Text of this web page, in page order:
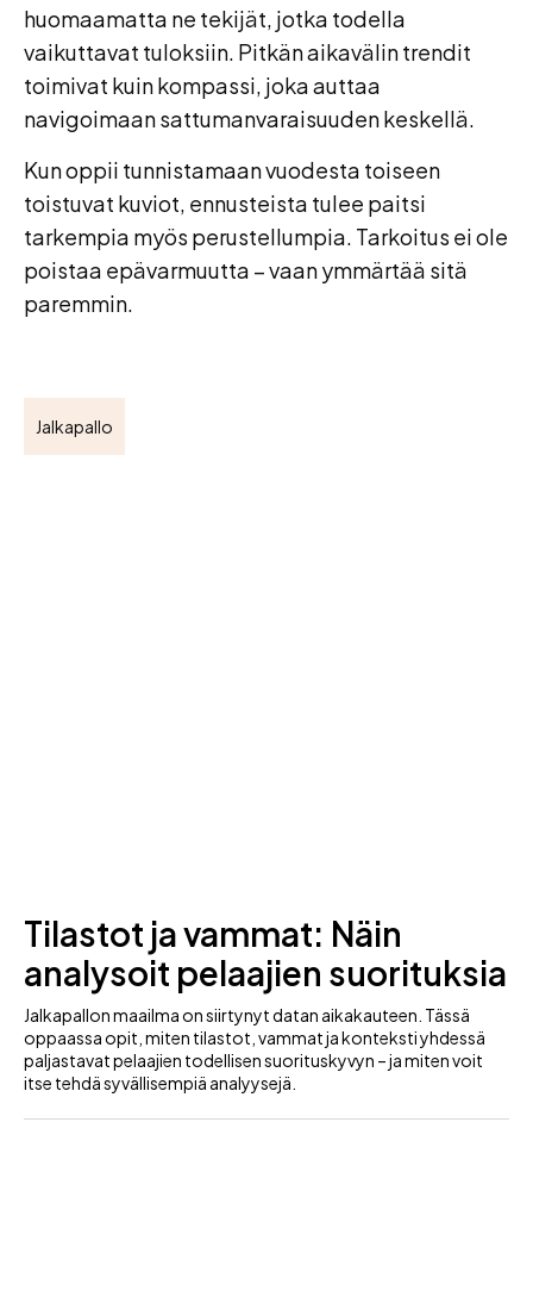
huomaamatta ne tekijät, jotka todella
vaikuttavat tuloksiin. Pitkän aikavälin trendit
toimivat kuin kompassi, joka auttaa
navigoimaan sattumanvaraisuuden keskellä.
Kun oppii tunnistamaan vuodesta toiseen
toistuvat kuviot, ennusteista tulee paitsi
tarkempia myös perustellumpia. Tarkoitus ei ole
poistaa epävarmuutta – vaan ymmärtää sitä
paremmin.
Jalkapallo
Tilastot ja vammat: Näin
analysoit pelaajien suorituksia
Jalkapallon maailma on siirtynyt datan aikakauteen. Tässä
oppaassa opit, miten tilastot, vammat ja konteksti yhdessä
paljastavat pelaajien todellisen suorituskyvyn – ja miten voit
itse tehdä syvällisempiä analyysejä.